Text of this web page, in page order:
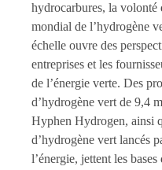
hydrocarbures, la volonté
mondial de l’hydrogène
échelle ouvre des
entreprises et les
de l’énergie verte. Des
d’hydrogène vert de 9,4
Hyphen Hydrogen, ainsi
d’hydrogène vert lancés
l’énergie, jettent les